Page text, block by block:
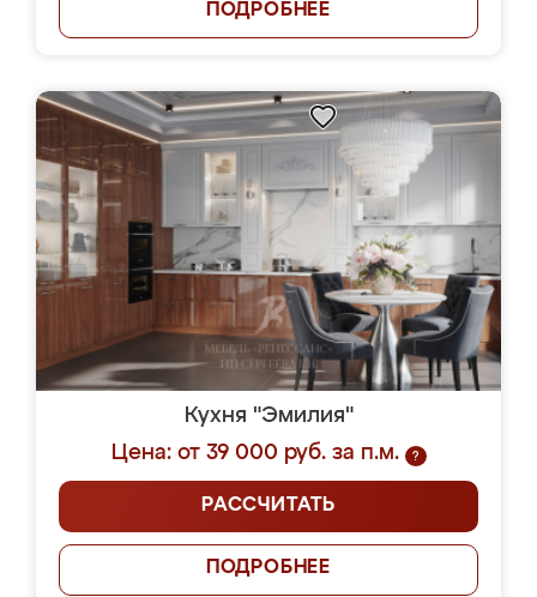
ПОДРОБНЕЕ
Кухня "Эмилия"
Цена: от 39 000 руб. за п.м.
?
РАССЧИТАТЬ
ПОДРОБНЕЕ